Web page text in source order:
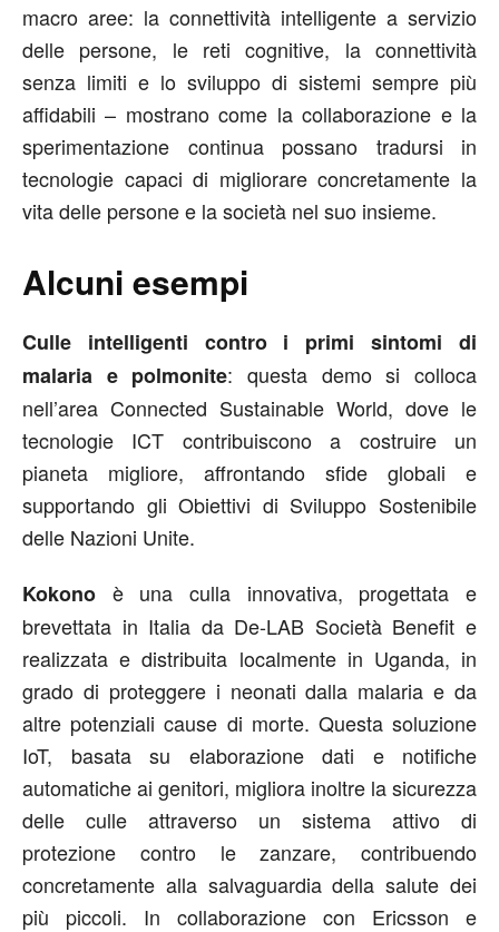
macro aree: la connettività intelligente a servizio
delle persone, le reti cognitive, la connettività
senza limiti e lo sviluppo di sistemi sempre più
affidabili – mostrano come la collaborazione e la
sperimentazione continua possano tradursi in
tecnologie capaci di migliorare concretamente la
vita delle persone e la società nel suo insieme.
Alcuni esempi
Culle intelligenti contro i primi sintomi di
malaria e polmonite: questa demo si colloca
nell’area Connected Sustainable World, dove le
tecnologie ICT contribuiscono a costruire un
pianeta migliore, affrontando sfide globali e
supportando gli Obiettivi di Sviluppo Sostenibile
delle Nazioni Unite.
Kokono è una culla innovativa, progettata e
brevettata in Italia da De-LAB Società Benefit e
realizzata e distribuita localmente in Uganda, in
grado di proteggere i neonati dalla malaria e da
altre potenziali cause di morte. Questa soluzione
IoT, basata su elaborazione dati e notifiche
automatiche ai genitori, migliora inoltre la sicurezza
delle culle attraverso un sistema attivo di
protezione contro le zanzare, contribuendo
concretamente alla salvaguardia della salute dei
più piccoli. In collaborazione con Ericsson e